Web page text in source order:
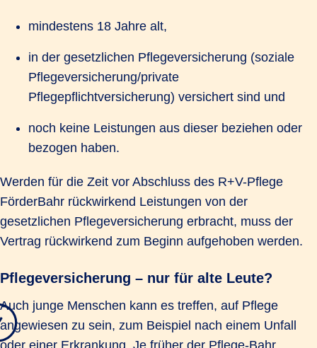
mindestens 18 Jahre alt,
in der gesetzlichen Pflegeversicherung (soziale
Pflegeversicherung/private
Pflegepflichtversicherung) versichert sind und
noch keine Leistungen aus dieser beziehen oder
bezogen haben.
Werden für die Zeit vor Abschluss des R+V-Pflege
FörderBahr rückwirkend Leistungen von der
gesetzlichen Pflegeversicherung erbracht, muss der
Vertrag rückwirkend zum Beginn aufgehoben werden.
Pflegeversicherung – nur für alte Leute?
Auch junge Menschen kann es treffen, auf Pflege
angewiesen zu sein, zum Beispiel nach einem Unfall
oder einer Erkrankung. Je früher der Pflege-Bahr